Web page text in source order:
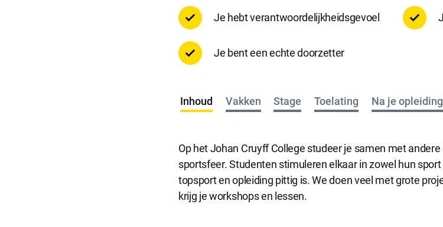
Selectie accepteren Alle cookies
Je hebt verantwoordelijkheidsgevoel
Je bent een echte doorzetter
Inhoud Vakken Stage Toelating Na je opleiding
Op het Johan Cruyff College studeer je samen met
sportsfeer. Studenten stimuleren elkaar in zowel hun
topsport en opleiding pittig is. We doen veel met grote
krijg je workshops en lessen.